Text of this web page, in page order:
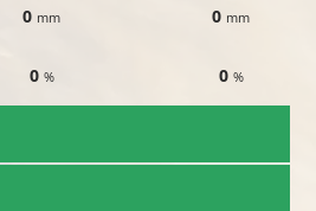
0 mm
0 %
0 mm
0 %